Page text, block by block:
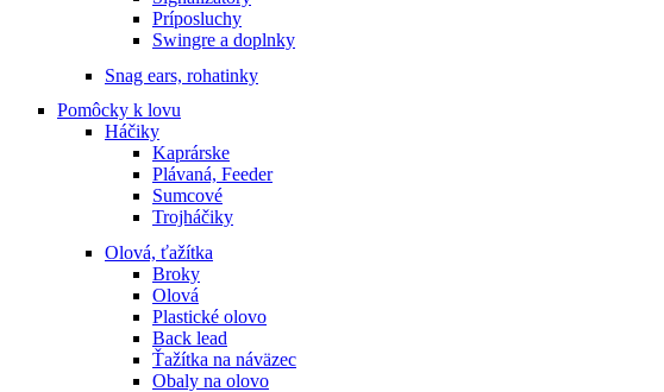
Príposluchy
Swingre a doplnky
Snag ears, rohatinky
Pomôcky k lovu
Háčiky
Kaprárske
Plávaná, Feeder
Sumcové
Trojháčiky
Olová, ťažítka
Broky
Olová
Plastické olovo
Back lead
Ťažítka na náväzec
Obaly na olovo